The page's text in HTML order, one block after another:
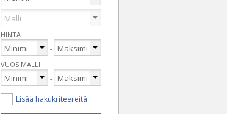
HINTA
-
VUOSIMALLI
-
Lisää hakukriteereitä